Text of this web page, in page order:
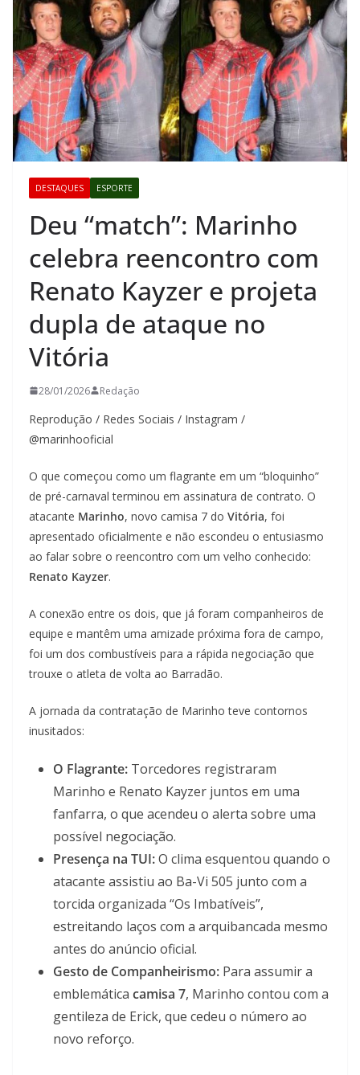
DESTAQUES ESPORTE
Deu “match”: Marinho
celebra reencontro com
Renato Kayzer e projeta
dupla de ataque no
Vitória
28/01/2026 Redação
Reprodução / Redes Sociais / Instagram /
@marinhooficial
O que começou como um flagrante em um “bloquinho”
de pré-carnaval terminou em assinatura de contrato. O
atacante Marinho, novo camisa 7 do Vitória, foi
apresentado oficialmente e não escondeu o entusiasmo
ao falar sobre o reencontro com um velho conhecido:
Renato Kayzer.
A conexão entre os dois, que já foram companheiros de
equipe e mantêm uma amizade próxima fora de campo,
foi um dos combustíveis para a rápida negociação que
trouxe o atleta de volta ao Barradão.
A jornada da contratação de Marinho teve contornos
inusitados:
O Flagrante: Torcedores registraram
Marinho e Renato Kayzer juntos em uma
fanfarra, o que acendeu o alerta sobre uma
possível negociação.
Presença na TUI:O clima esquentou quando o
atacante assistiu ao Ba-Vi 505 junto com a
torcida organizada “Os Imbatíveis”,
estreitando laços com a arquibancada mesmo
antes do anúncio oficial.
Gesto de Companheirismo: Para assumir a
emblemática camisa 7, Marinho contou com a
gentileza de Erick, que cedeu o número ao
novo reforço.